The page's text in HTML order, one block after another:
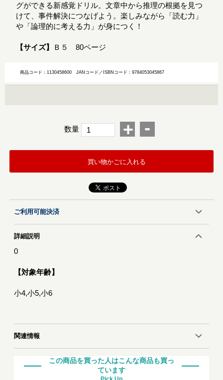
グができる新感覚ドリル。文章中から推理の根拠を見つ
けて、事件解決につなげよう。楽しみながら「読む力」
や「論理的に考える力」が身につく！
【サイズ】 Ｂ５ 80ページ
商品コード：1130458600JANコード／ISBNコード：9784053045867
数量 + -
買い物かごに入れる
ご利用可能決済
詳細説明
0
【対象年齢】
小4,小5,小6
関連情報
この商品を買った人はこんな商品も買っ
ています